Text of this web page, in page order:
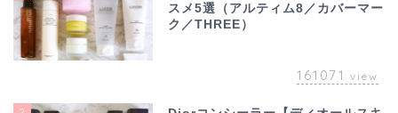
スメ5選（アルティム8／カバーマー
ク／THREE）
161071 view